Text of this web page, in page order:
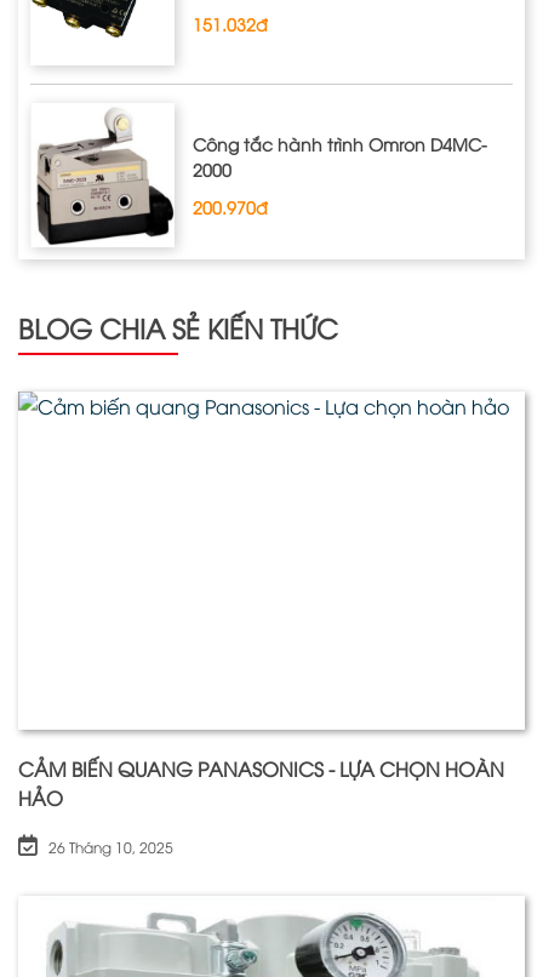
151.032đ
Công tắc hành trình Omron D4MC‐
2000
200.970đ
BLOG CHIA SẺ KIẾN THỨC
CẢM BIẾN QUANG PANASONICS - LỰA CHỌN HOÀN
HẢO
26 Tháng 10, 2025